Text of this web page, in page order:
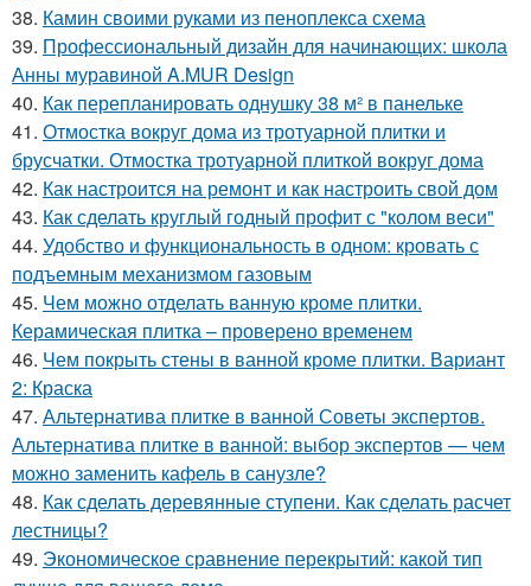
38. Камин своими руками из пеноплекса схема
39. Профессиональный дизайн для начинающих: школа
Анны муравиной A.MUR Design
40. Как перепланировать однушку 38 м² в панельке
41. Отмостка вокруг дома из тротуарной плитки и
брусчатки. Отмостка тротуарной плиткой вокруг дома
42. Как настроится на ремонт и как настроить свой дом
43. Как сделать круглый годный профит с "колом веси"
44. Удобство и функциональность в одном: кровать с
подъемным механизмом газовым
45. Чем можно отделать ванную кроме плитки.
Керамическая плитка – проверено временем
46. Чем покрыть стены в ванной кроме плитки. Вариант
2: Краска
47. Альтернатива плитке в ванной Советы экспертов.
Альтернатива плитке в ванной: выбор экспертов — чем
можно заменить кафель в санузле?
48. Как сделать деревянные ступени. Как сделать расчет
лестницы?
49. Экономическое сравнение перекрытий: какой тип